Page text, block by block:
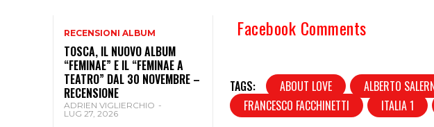
RECENSIONI ALBUM
TOSCA, IL NUOVO ALBUM
“FEMINAE” E IL “FEMINAE A
TEATRO” DAL 30 NOVEMBRE –
RECENSIONE
ADRIEN VIGLIERCHIO -
LUG 27, 2026
Facebook Comments
TAGS: ABOUT LOVE ALBERTO
FRANCESCO FACCHINETTI
ITALIA 1